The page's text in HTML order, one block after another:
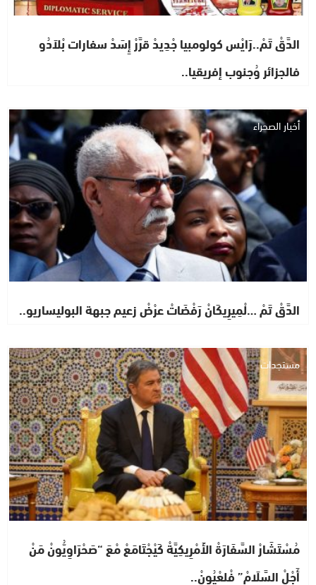
الدَّقْ تَمْ..رَايْس كولومبيا جْدِيدْ قرَّرْ إِسَدْ سفارات بْلاَدُو
فالجزائر وُجنوب إفريقيا..
أخبار الصحراء
الدَّقْ تَمْ …لْمِيرِيكَانْ رَفْضَاتْ عرْضْ زعيم جبهة البوليساريو..
مستجدات
مُسْتَشَارْ السَّفَارَةْ الأَمْرِيكِيَّةْ كَيْجْتَامَعْ مْعَ “صَحْرَاوِيُّونْ مَنْ
أَجْلْ السَّلَامْ” فْلعْيُونْ..